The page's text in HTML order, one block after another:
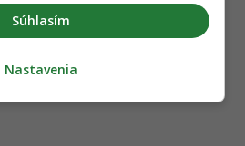
Slováci
v zahraničí,úspešní
Súhlasím
Nastavenia